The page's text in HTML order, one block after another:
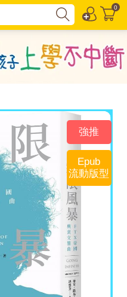
0
強推
Epub
流動版型